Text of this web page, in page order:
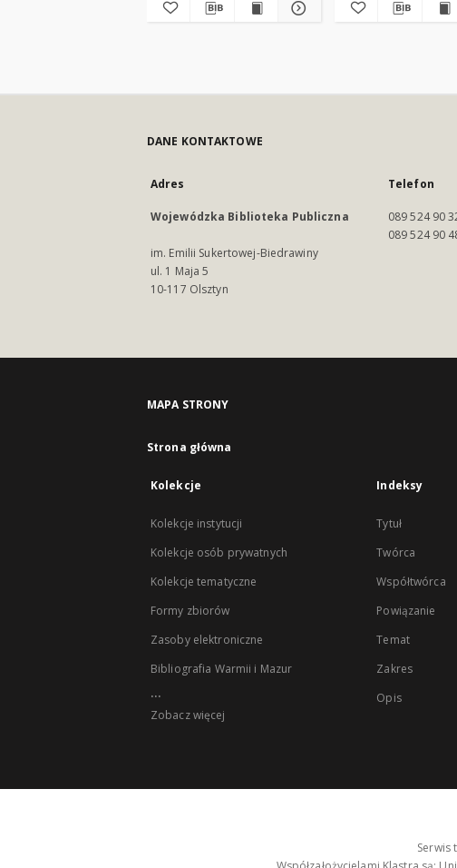
DANE KONTAKTOWE
Adres
Wojewódzka Biblioteka Publiczna
im. Emilii Sukertowej-Biedrawiny
ul. 1 Maja 5
10-117 Olsztyn
Telefon
089 524 90
089 524 90
MAPA STRONY
Strona główna
Kolekcje
Kolekcje instytucji
Kolekcje osób prywatnych
Kolekcje tematyczne
Formy zbiorów
Zasoby elektroniczne
Bibliografia Warmii i Mazur
...
Zobacz więcej
Indeksy
Tytuł
Twórca
Współtwórca
Powiązanie
Temat
Zakres
Opis
Serwis